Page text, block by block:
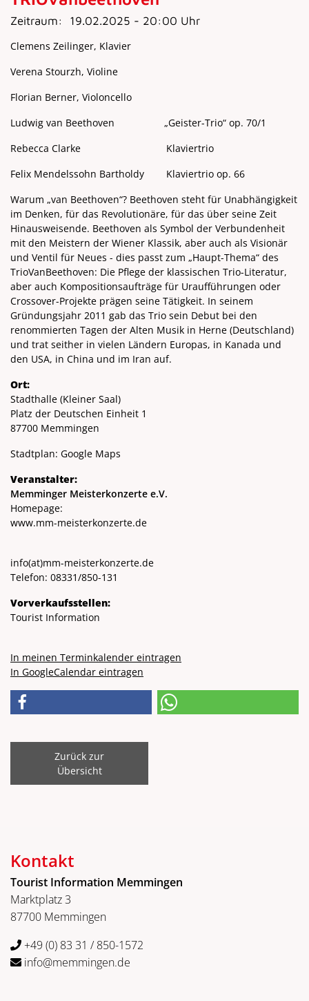
Zeitraum: 19.02.2025 - 20:00 Uhr
Clemens Zeilinger, Klavier
Verena Stourzh, Violine
Florian Berner, Violoncello
Ludwig van Beethoven „Geister-Trio“ op. 70/1
Rebecca Clarke Klaviertrio
Felix Mendelssohn Bartholdy Klaviertrio op. 66
Warum „van Beethoven“? Beethoven steht für Unabhängigkeit
im Denken, für das Revolutionäre, für das über seine Zeit
Hinausweisende. Beethoven als Symbol der Verbundenheit
mit den Meistern der Wiener Klassik, aber auch als Visionär
und Ventil für Neues - dies passt zum „Haupt-Thema“ des
TrioVanBeethoven: Die Pflege der klassischen Trio-Literatur,
aber auch Kompositionsaufträge für Uraufführungen oder
Crossover-Projekte prägen seine Tätigkeit. In seinem
Gründungsjahr 2011 gab das Trio sein Debut bei den
renommierten Tagen der Alten Musik in Herne (Deutschland)
und trat seither in vielen Ländern Europas, in Kanada und
den USA, in China und im Iran auf.
Ort:
Stadthalle (Kleiner Saal)
Platz der Deutschen Einheit 1
87700 Memmingen
Stadtplan: Google Maps
Veranstalter:
Memminger Meisterkonzerte e.V.
Homepage:
www.mm-meisterkonzerte.de
info(at)mm-meisterkonzerte.de
Telefon: 08331/850-131
Vorverkaufsstellen:
Tourist Information
In meinen Terminkalender eintragen
In GoogleCalendar eintragen
Zurück zur
Übersicht
Kontakt
Tourist Information Memmingen
Marktplatz 3
87700 Memmingen
+49 (0) 83 31 / 850-1572
info@memmingen.de